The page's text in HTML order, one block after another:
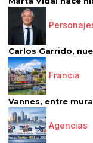
Carlos Garrido,
Francia
Vannes, entre
Agencias